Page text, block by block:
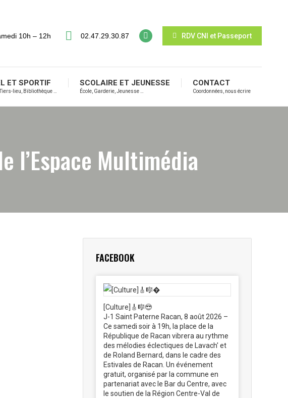
10h – 12h 02.47.29.30.87 RDV CNI et Passeport
ET SPORTIF
lieu, Bibliothèque …
SCOLAIRE ET JEUNESSE
École, Garderie, Jeunesse …
CONTACT
Coordonnées, nous écrire
l’Espace Multimédia
FACEBOOK
[Culture]🎸🎼😎
J-1 Saint Paterne Racan, 8 août 2026 –
Ce samedi soir à 19h, la place de la
République de Racan vibrera au rythme
des mélodies éclectiques de Lavach' et
de Roland Bernard, dans le cadre des
Estivales de Racan. Un événement
gratuit, organisé par la commune en
partenariat avec le Bar du Centre, avec
le soutien de la Région Centre-Val de